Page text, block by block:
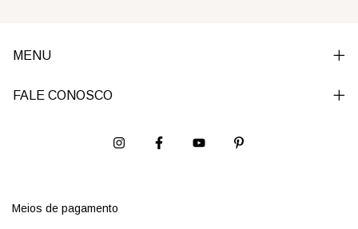
MENU
FALE CONOSCO
Meios de pagamento